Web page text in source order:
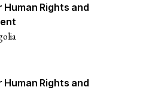
Rights and
Rights and